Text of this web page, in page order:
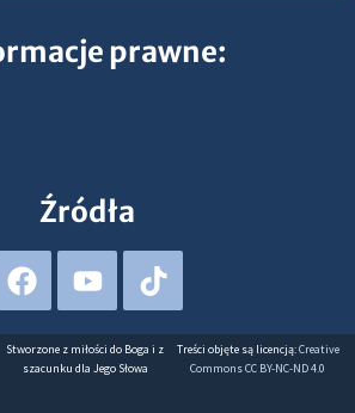
prawne:
Źródła
Stworzone z miłości do Boga i z
szacunku dla Jego Słowa
Treści objęte są licencją:Creative
Commons CC BY-NC-ND 4.0